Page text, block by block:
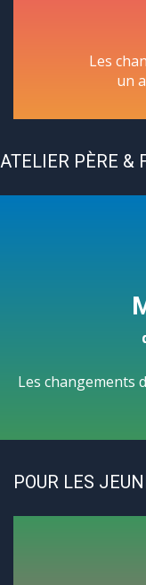
Les
un
ATELIER PÈRE &
Les changements
POUR LES